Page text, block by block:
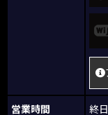
営業時間 終